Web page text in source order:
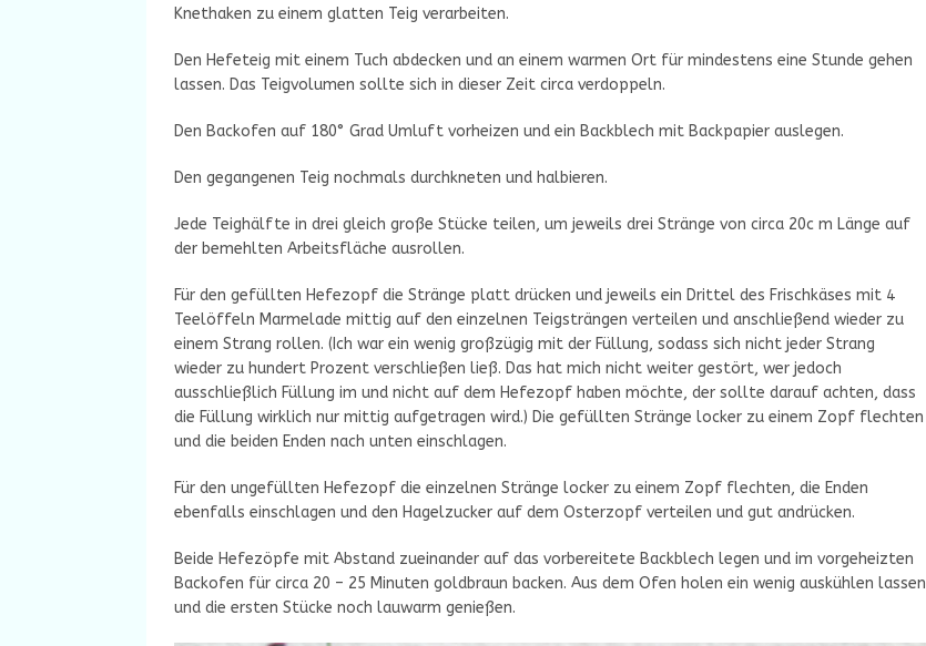
Knethaken zu einem glatten Teig verarbeiten.
Den Hefeteig mit einem Tuch abdecken und an einem warmen Ort für mindestens eine Stunde gehen
lassen. Das Teigvolumen sollte sich in dieser Zeit circa verdoppeln.
Den Backofen auf 180° Grad Umluft vorheizen und ein Backblech mit Backpapier auslegen.
Den gegangenen Teig nochmals durchkneten und halbieren.
Jede Teighälfte in drei gleich große Stücke teilen, um jeweils drei Stränge von circa 20c m Länge auf
der bemehlten Arbeitsfläche ausrollen.
Für den gefüllten Hefezopf die Stränge platt drücken und jeweils ein Drittel des Frischkäses mit 4
Teelöffeln Marmelade mittig auf den einzelnen Teigsträngen verteilen und anschließend wieder zu
einem Strang rollen. (Ich war ein wenig großzügig mit der Füllung, sodass sich nicht jeder Strang
wieder zu hundert Prozent verschließen ließ. Das hat mich nicht weiter gestört, wer jedoch
ausschließlich Füllung im und nicht auf dem Hefezopf haben möchte, der sollte darauf achten, dass
die Füllung wirklich nur mittig aufgetragen wird.) Die gefüllten Stränge locker zu einem Zopf flechten
und die beiden Enden nach unten einschlagen.
Für den ungefüllten Hefezopf die einzelnen Stränge locker zu einem Zopf flechten, die Enden
ebenfalls einschlagen und den Hagelzucker auf dem Osterzopf verteilen und gut andrücken.
Beide Hefezöpfe mit Abstand zueinander auf das vorbereitete Backblech legen und im vorgeheizten
Backofen für circa 20 – 25 Minuten goldbraun backen. Aus dem Ofen holen ein wenig auskühlen lassen
und die ersten Stücke noch lauwarm genießen.